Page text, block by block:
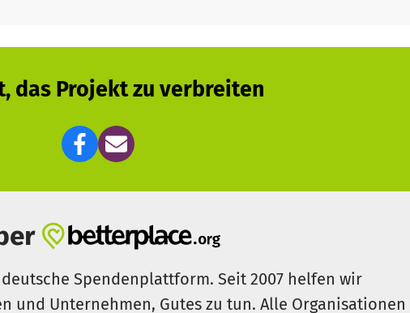
das Projekt zu verbreiten
Spendenplattform. Seit 2007 helfen wir
und Unternehmen, Gutes zu tun. Alle Organisationen